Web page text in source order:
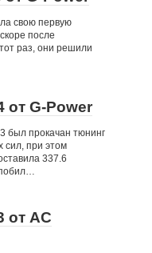
свою первую
после
раз, они решили
от G-Power
был прокачан тюнинг
сил, при этом
337.6
побил…
от AC